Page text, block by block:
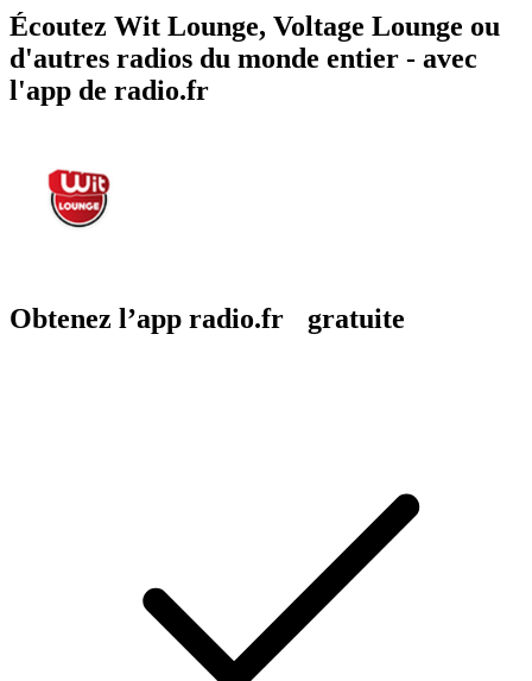
Écoutez Wit Lounge, Voltage Lounge ou
d'autres radios du monde entier - avec
l'app de radio.fr
Obtenez l’app radio.fr gratuite